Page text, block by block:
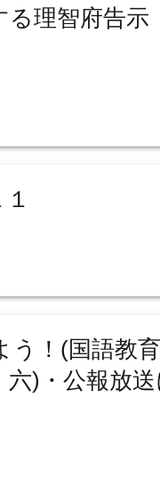
る理智府告
う！(国語教
)・公報放送